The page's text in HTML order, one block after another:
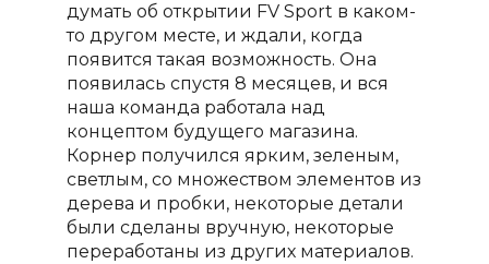
думать об открытии FV Sport в каком-
то другом месте, и ждали, когда
появится такая возможность. Она
появилась спустя 8 месяцев, и вся
наша команда работала над
концептом будущего магазина.
Корнер получился ярким, зеленым,
светлым, со множеством элементов из
дерева и пробки, некоторые детали
были сделаны вручную, некоторые
переработаны из других материалов.